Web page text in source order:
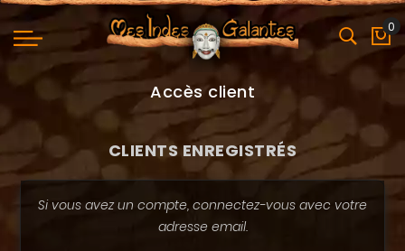
0
Accès client
CLIENTS ENREGISTRÉS
Si vous avez un compte, connectez-vous avec votre
adresse email.